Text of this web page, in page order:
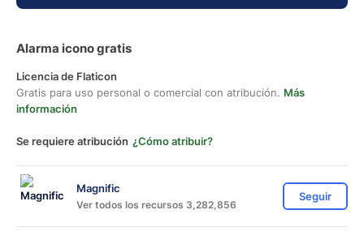
Alarma icono gratis
Licencia de Flaticon
Gratis para uso personal o comercial con atribución. Más
información
Se requiere atribución ¿Cómo atribuir?
Magnific
Ver todos los recursos 3,282,856
Seguir